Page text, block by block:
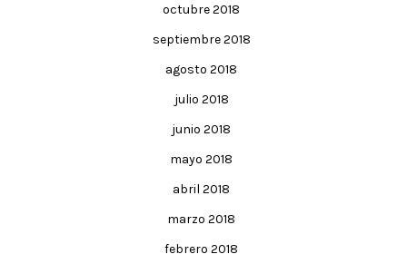
octubre 2018
septiembre 2018
agosto 2018
julio 2018
junio 2018
mayo 2018
abril 2018
marzo 2018
febrero 2018